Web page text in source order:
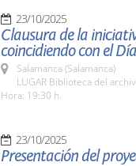
23/10/2025
Clausura de la
coincidiendo con el
Salamanca (Salamanca)
LUGAR Biblioteca del
Hora: 19:30 h.
23/10/2025
Presentación del